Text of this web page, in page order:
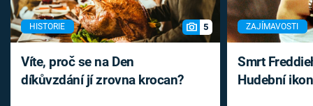
HISTORIE 5
Víte, proč se na Den
díkůvzdání jí zrovna krocan?
ZAJÍMAVOSTI
Smrt
Hudební